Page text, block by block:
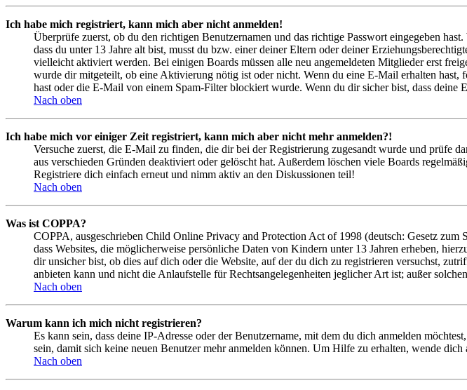
Ich habe mich registriert, kann mich aber nicht anmelden!
Überprüfe zuerst, ob du den richtigen Benutzernamen und das richtige Passwort eingegeben
dass du unter 13 Jahre alt bist, musst du bzw. einer deiner Eltern oder deiner
vielleicht aktiviert werden. Bei einigen Boards müssen alle neu angemeldeten Mitglieder erst
wurde dir mitgeteilt, ob eine Aktivierung nötig ist oder nicht. Wenn du eine E-Mail erhalten
hast oder die E-Mail von einem Spam-Filter blockiert wurde. Wenn du dir sicher bist, dass
Nach oben
Ich habe mich vor einiger Zeit registriert, kann mich aber nicht mehr anmelden?!
Versuche zuerst, die E-Mail zu finden, die dir bei der Registrierung zugesandt wurde und prüfe
aus verschieden Gründen deaktiviert oder gelöscht hat. Außerdem löschen viele Boards
Registriere dich einfach erneut und nimm aktiv an den Diskussionen teil!
Nach oben
Was ist COPPA?
COPPA, ausgeschrieben Child Online Privacy and Protection Act of 1998 (deutsch: Gesetz
dass Websites, die möglicherweise persönliche Daten von Kindern unter 13 Jahren erheben,
dir unsicher bist, ob dies auf dich oder die Website, auf der du dich zu registrieren versuchst,
anbieten kann und nicht die Anlaufstelle für Rechtsangelegenheiten jeglicher Art ist; außer
Nach oben
Warum kann ich mich nicht registrieren?
Es kann sein, dass deine IP-Adresse oder der Benutzername, mit dem du dich anmelden
sein, damit sich keine neuen Benutzer mehr anmelden können. Um Hilfe zu erhalten, wende
Nach oben